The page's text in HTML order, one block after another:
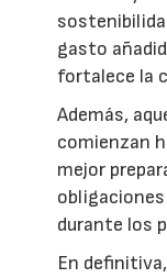
gasto
fortalece la
Además,
comienzan
mejor
durante los
En